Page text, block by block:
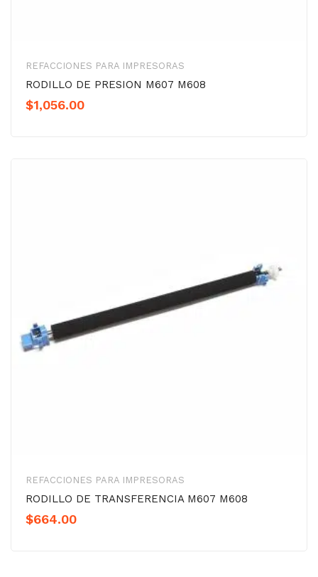
REFACCIONES PARA IMPRESORAS
RODILLO DE PRESION M607 M608
$1,056.00
REFACCIONES PARA IMPRESORAS
RODILLO DE TRANSFERENCIA M607 M608
$664.00